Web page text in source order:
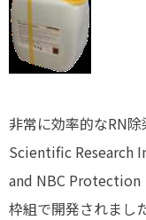
非常に効率的なRN
Scientific Research
and NBC Protection
枠組で開発されまし